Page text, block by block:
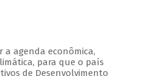
a agenda econômica,
para que o país
de Desenvolvimento